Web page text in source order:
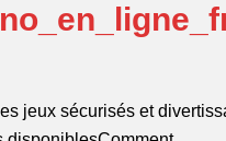
jeux sécurisés et